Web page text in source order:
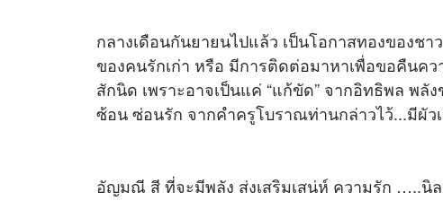
กลางเดือนกันยายนไปแล้ว เป็นโอกาสทองของช
ของคนรักเก่า หรือ มีการติดต่อมาหาเพื่อขอคืนค
สักนิด เพราะอาจเป็นแค่ “แก้ขัด” จากอิทธิพล พลั
ซ้อน ซ่อนรัก จากคำครูโบราณท่านกล่าวไว้...มีผัว
อัญมณี สี ที่จะมีพลัง ส่งเสริมเสน่ห์ ความรัก …..นิ